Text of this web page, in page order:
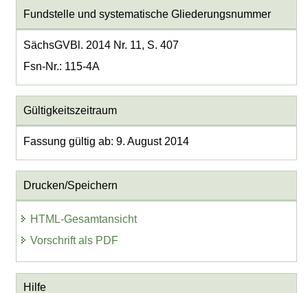
Fundstelle und systematische Gliederungsnummer
SächsGVBl. 2014 Nr. 11, S. 407
Fsn-Nr.: 115-4A
Gültigkeitszeitraum
Fassung gültig ab: 9. August 2014
Drucken/Speichern
HTML-Gesamtansicht
Vorschrift als PDF
Hilfe